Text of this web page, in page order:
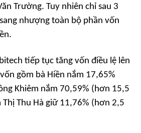
Trường. Tuy nhiên chỉ sau 3
nhượng toàn bộ phần vốn
tiếp tục tăng vốn điều lệ lên
gồm bà Hiền nắm 17,65%
Khiêm nắm 70,59% (hơn 15,5
Thu Hà giữ 11,76% (hơn 2,5